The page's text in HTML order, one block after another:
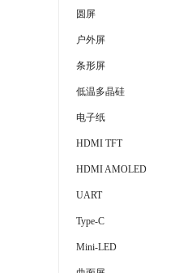
圆屏
户外屏
条形屏
低温多晶硅
电子纸
HDMI TFT
HDMI AMOLED
UART
Type-C
Mini-LED